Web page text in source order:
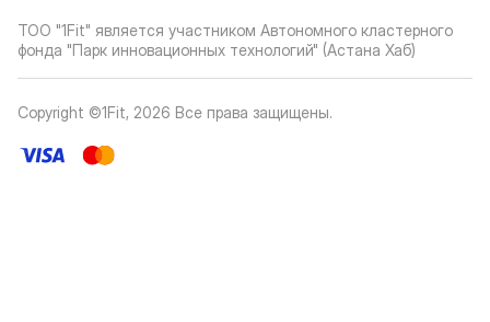
ТОО "1Fit" является участником Автономного кластерного
фонда "Парк инновационных технологий" (Астана Хаб)
Copyright ©1Fit, 2026 Все права защищены.